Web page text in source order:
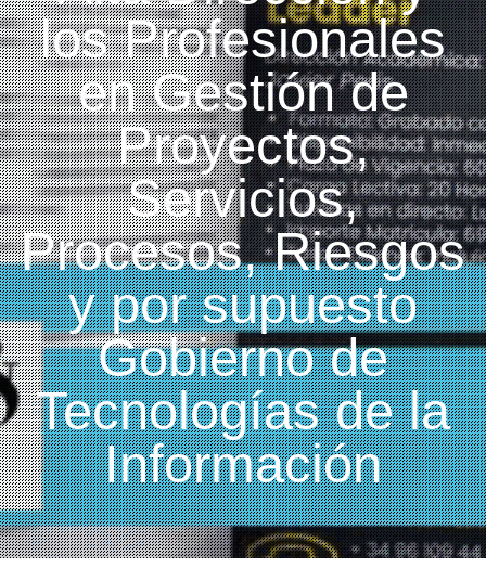
los Profesionales
en Gestión de
Proyectos,
Servicios,
Procesos, Riesgos
y por supuesto
Gobierno de
Tecnologías de la
Información